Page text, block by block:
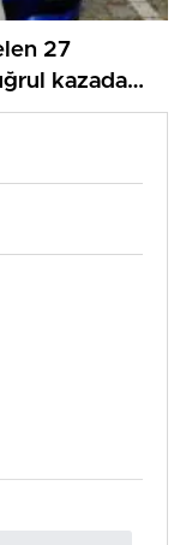
27
kazada